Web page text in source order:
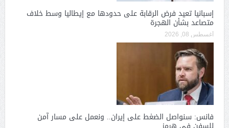
إسبانيا تعيد فرض الرقابة على حدودها مع إيطاليا وسط خلاف
متصاعد بشأن الهجرة
أغسطس 08, 2026
فانس: سنواصل الضغط على إيران.. ونعمل على مسار آمن